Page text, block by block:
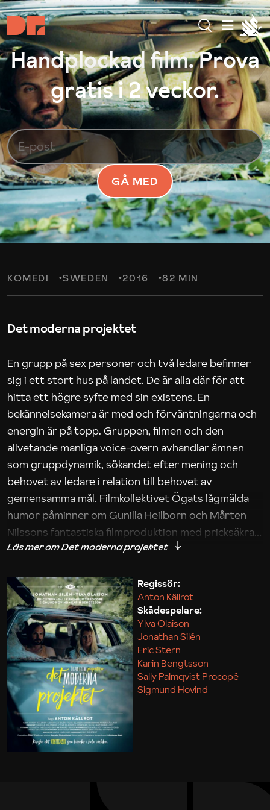
Handplockad film. Prova
gratis i 2 veckor.
GÅ MED
KOMEDI SWEDEN 2016 82 MIN
Det moderna projektet
En grupp på sex personer och två ledare befinner
sig i ett stort hus på landet. De är alla där för att
hitta ett högre syfte med sin existens. En
bekännelsekamera är med och förväntningarna och
energin är på topp. Gruppen, filmen och den
allvetande manliga voice-overn avhandlar ämnen
som gruppdynamik, sökandet efter mening och
behovet av ledare i relation till behovet av
gemensamma mål. Filmkollektivet Ögats lågmälda
humor påminner om Gunilla Heilborn och Mårten
Nilssons fantastiska filmproduktion med pricksäkra
iakttagelser om hur svårt det kan vara att omsätta
Maja Kekonius
Regissör:
Anton Källrot
Skådespelare:
Ylva Olaison
Jonathan Silén
Eric Stern
Karin Bengtsson
Sally Palmqvist Procopé
Sigmund Hovind